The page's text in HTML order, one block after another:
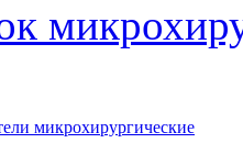
микрохирургические